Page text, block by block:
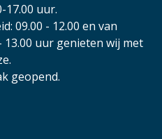
17.00 uur.
09.00 - 12.00 en van
13.00 uur genieten wij met
geopend.